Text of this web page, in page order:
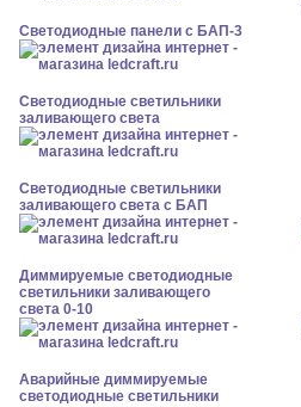
Cветодиодные панели с БАП-3
Светодиодные светильники
заливающего света
Светодиодные светильники
заливающего света с БАП
Диммируемые светодиодные
светильники заливающего
света 0-10
Аварийные диммируемые
светодиодные светильники